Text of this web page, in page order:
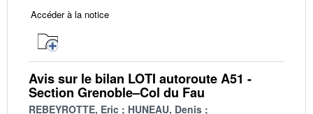
Accéder à la notice
Avis sur le bilan LOTI autoroute A51 -
Section Grenoble–Col du Fau
REBEYROTTE, Eric HUNEAU, Denis